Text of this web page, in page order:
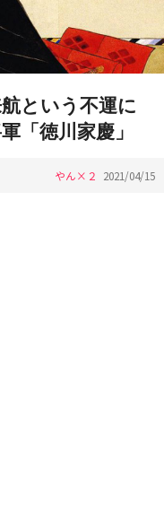
という不運に
「徳川家慶」
やん×２ 2021/04/15